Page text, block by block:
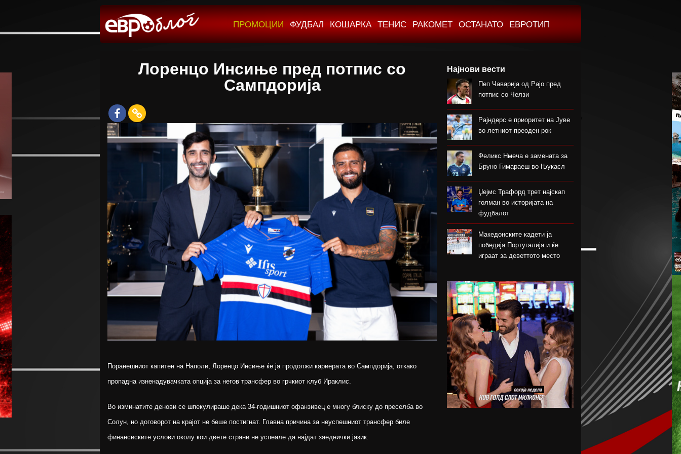
ПРОМОЦИИ ФУДБАЛ КОШАРКА ТЕНИС РАКОМЕТ ОСТАНАТО ЕВРОТИП
Лоренцо Инсиње пред потпис со
Сампдорија
Поранешниот капитен на Наполи, Лоренцо Инсиње ќе ја продолжи кариерата во Сампдорија, откако
пропадна изненадувачката опција за негов трансфер во грчкиот клуб Ираклис.
Во изминатите денови се шпекулираше дека 34-годишниот офанзивец е многу блиску до преселба во
Солун, но договорот на крајот не беше постигнат. Главна причина за неуспешниот трансфер биле
финансиските услови околу кои двете страни не успеале да најдат заеднички јазик.
Најнови вести
Пеп Чаварија од Рајо пред
потпис со Челзи
Рајндерс е приоритет на Јуве
во летниот преоден рок
Феликс Нмеча е замената за
Бруно Гимараеш во Њукасл
Џејмс Трафорд трет најскап
голман во историјата на
фудбалот
Македонските кадети ја
победија Португалија и ќе
играат за деветтото место
со младински
репрезентативец
Магнес Аклиуш официјално
претставен во Париз
Мики ван де Вен се согласи
на нов договор со Тотенхем
Лина Ѓорческа го заврши
настапот во Лајпциг